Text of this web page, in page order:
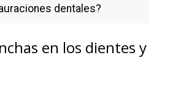
dentales?
en los dientes y